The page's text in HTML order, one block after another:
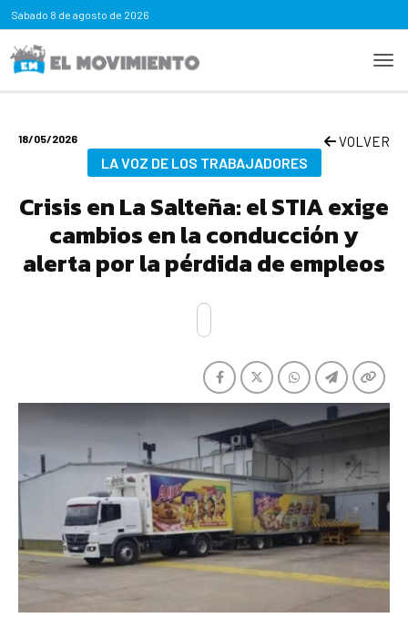
Sabado 8 de agosto de 2026
18/05/2026 VOLVER
LA VOZ DE LOS TRABAJADORES
Crisis en La Salteña: el STIA exige
cambios en la conducción y
alerta por la pérdida de empleos